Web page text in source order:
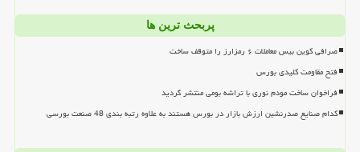
پربحث ترین ها
صرافی کوین بیس معاملات ۶ رمزارز را متوقف ساخت
فتح مقاومت کلیدی بورس
فراخوان ساخت مودم نوری با تراشه بومی منتشر گردید
کدام صنایع صدرنشین ارزش بازار در بورس هستند به علاوه رتبه بندی 48 صنعت بورسی